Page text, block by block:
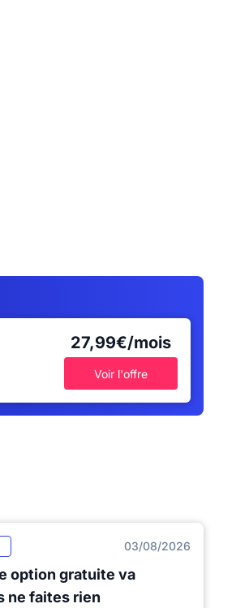
27,99€/mois
Voir l'offre
03/08/2026
option gratuite va
ne faites rien